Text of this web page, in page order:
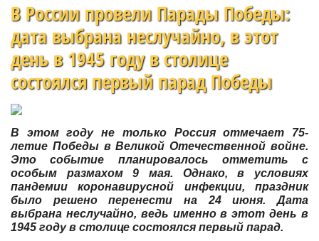
В России провели Парады Победы:
дата выбрана неслучайно, в этот
день в 1945 году в столице
состоялся первый парад Победы
В этом году не только Россия отмечает 75-
летие Победы в Великой Отечественной войне.
Это событие планировалось отметить с
особым размахом 9 мая. Однако, в условиях
пандемии коронавирусной инфекции, праздник
было решено перенести на 24 июня. Дата
выбрана неслучайно, ведь именно в этот день в
1945 году в столице состоялся первый парад.